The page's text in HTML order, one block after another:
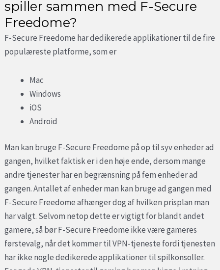
spiller sammen med F-Secure
Freedome?
F-Secure Freedome har dedikerede applikationer til de fire
populæreste platforme, som er
Mac
Windows
iOS
Android
Man kan bruge F-Secure Freedome på op til syv enheder ad
gangen, hvilket faktisk er i den høje ende, dersom mange
andre tjenester har en begrænsning på fem enheder ad
gangen. Antallet af enheder man kan bruge ad gangen med
F-Secure Freedome afhænger dog af hvilken prisplan man
har valgt. Selvom netop dette er vigtigt for blandt andet
gamere, så bør F-Secure Freedome ikke være gameres
førstevalg, når det kommer til VPN-tjeneste fordi tjenesten
har ikke nogle dedikerede applikationer til spilkonsoller.